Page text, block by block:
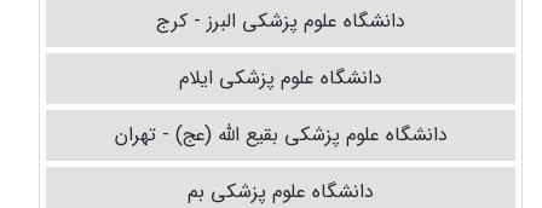
دانشگاه علوم پزشکی البرز - کرج
دانشگاه علوم پزشکی ایلام
دانشگاه علوم پزشکی بقیع الله (عج) - تهران
دانشگاه علوم پزشکی بم